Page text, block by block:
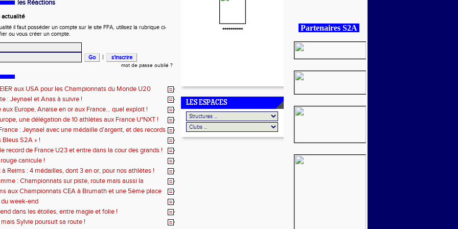
les Réactions
actualité
il faut posséder un compte sur le site FFA, utilisez la rubrique ci-
ou vous créer un compte.
|
mot de passe oublié ?
aux USA pour les Championnats du Monde U20
: Jeynael et Anas à suivre !
aux Europe, Anaise en or aux France... quel exploit !
une délégation de 10 athlètes aux France U*NXT !
: Jeynael avec une médaille d’argent, et des records
Bleus S2A » !
record de France U23 et entre dans la cour des grands !
canicule !
à Reims : 4 médailles, dont 3 en or, pour nos athlètes !
: Championnats sur piste, route mais aussi la
aux Championnats CEA à Brumath et une 5ème place
à Reims !
week-end
dans les étoiles, entre magie et folie !
mais Sylvie poursuit sa route !
**********
LES ESPACES
Partenaires S2A